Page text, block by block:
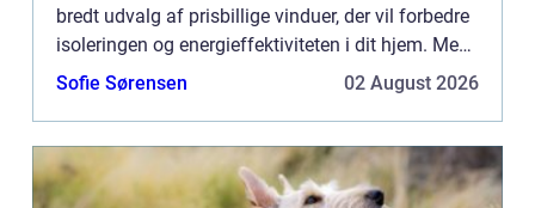
bredt udvalg af prisbillige vinduer, der vil forbedre
isoleringen og energieffektiviteten i dit hjem. Men
der er nogle ting, du bør overveje, før du foret...
Sofie Sørensen 02 August 2026